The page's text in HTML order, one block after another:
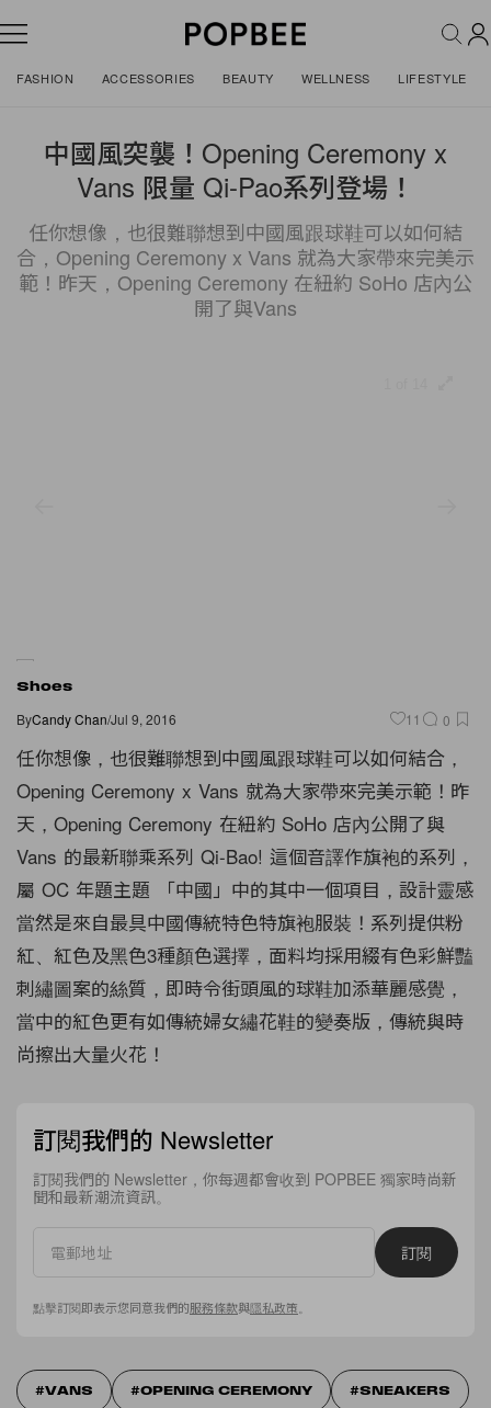
FASHION ACCESSORIES BEAUTY WELLNESS LIFESTYLE
中國風突襲！Opening Ceremony x
Vans 限量 Qi-Pao系列登場！
任你想像，也很難聯想到中國風跟球鞋可以如何結
合，Opening Ceremony x Vans 就為大家帶來完美示
範！昨天，Opening Ceremony 在紐約 SoHo 店內公
開了與Vans
Shoes
ByCandy Chan/Jul 9, 2016 11 0
任你想像，也很難聯想到中國風跟球鞋可以如何結合，
Opening Ceremony x Vans 就為大家帶來完美示範！昨
天，Opening Ceremony 在紐約 SoHo 店內公開了與
Vans 的最新聯乘系列 Qi-Bao! 這個音譯作旗袍的系列，
屬 OC 年題主題 「中國」中的其中一個項目，設計靈感
當然是來自最具中國傳統特色特旗袍服裝！系列提供粉
紅、紅色及黑色3種顏色選擇，面料均採用綴有色彩鮮豔
刺繡圖案的絲質，即時令街頭風的球鞋加添華麗感覺，
當中的紅色更有如傳統婦女繡花鞋的變奏版，傳統與時
尚擦出大量火花！
訂閱我們的 Newsletter
訂閱我們的 Newsletter，你每週都會收到 POPBEE 獨家時尚新
聞和最新潮流資訊。
訂閱
點擊訂閱即表示您同意我們的服務條款與隱私政策
VANS OPENING CEREMONY SNEAKERS